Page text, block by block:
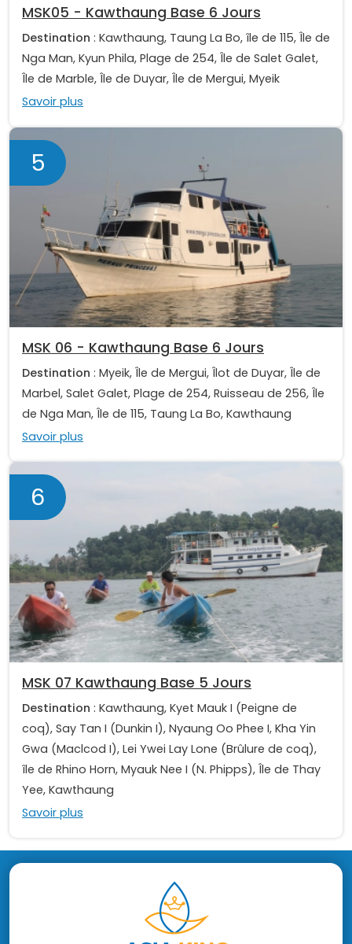
MSK05 - Kawthaung Base 6 Jours
Destination : Kawthaung, Taung La Bo, île de 115, Île de
Nga Man, Kyun Phila, Plage de 254, Île de Salet Galet,
Île de Marble, Île de Duyar, Île de Mergui, Myeik
Savoir plus
5
MSK 06 - Kawthaung Base 6 Jours
Destination : Myeik, Île de Mergui, Îlot de Duyar, Île de
Marbel, Salet Galet, Plage de 254, Ruisseau de 256, Île
de Nga Man, Île de 115, Taung La Bo, Kawthaung
Savoir plus
6
MSK 07 Kawthaung Base 5 Jours
Destination : Kawthaung, Kyet Mauk I (Peigne de
coq), Say Tan I (Dunkin I), Nyaung Oo Phee I, Kha Yin
Gwa (Maclcod I), Lei Ywei Lay Lone (Brûlure de coq),
île de Rhino Horn, Myauk Nee I (N. Phipps), Île de Thay
Yee, Kawthaung
Savoir plus